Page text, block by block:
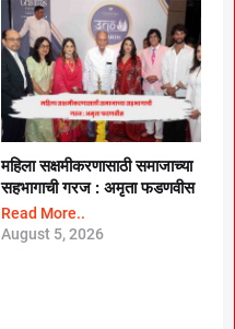
महिला सक्षमीकरणासाठी समाजाच्या
सहभागाची गरज : अमृता फडणवीस
Read More..
August 5, 2026